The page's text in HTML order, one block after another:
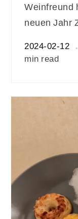
Weinfreund
neuen Jahr
2024-02-12
min read